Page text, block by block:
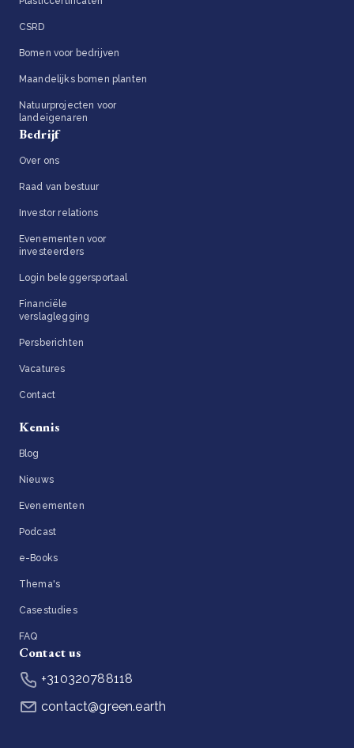
CSRD
Bomen voor bedrijven
Maandelijks bomen planten
Natuurprojecten voor
landeigenaren
Bedrijf
Over ons
Raad van bestuur
Investor relations
Evenementen voor
investeerders
Login beleggersportaal
Financiële
verslaglegging
Persberichten
Vacatures
Contact
Kennis
Blog
Nieuws
Evenementen
Podcast
e-Books
Thema's
Casestudies
FAQ
Contact us
+310320788118
contact@green.earth